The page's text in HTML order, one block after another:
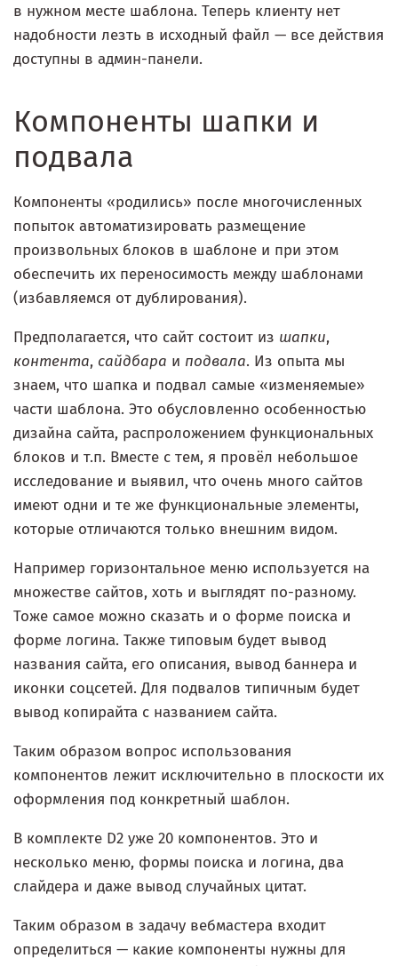
в нужном месте шаблона. Теперь клиенту нет
надобности лезть в исходный файл — все действия
доступны в админ-панели.
Компоненты шапки и
подвала
Компоненты «родились» после многочисленных
попыток автоматизировать размещение
произвольных блоков в шаблоне и при этом
обеспечить их переносимость между шаблонами
(избавляемся от дублирования).
Предполагается, что сайт состоит из шапки,
контента, сайдбара и подвала. Из опыта мы
знаем, что шапка и подвал самые «изменяемые»
части шаблона. Это обусловленно особенностью
дизайна сайта, распроложением функциональных
блоков и т.п. Вместе с тем, я провёл небольшое
исследование и выявил, что очень много сайтов
имеют одни и те же функциональные элементы,
которые отличаются только внешним видом.
Например горизонтальное меню используется на
множестве сайтов, хоть и выглядят по-разному.
Тоже самое можно сказать и о форме поиска и
форме логина. Также типовым будет вывод
названия сайта, его описания, вывод баннера и
иконки соцсетей. Для подвалов типичным будет
вывод копирайта с названием сайта.
Таким образом вопрос использования
компонентов лежит исключительно в плоскости их
оформления под конкретный шаблон.
В комплекте D2 уже 20 компонентов. Это и
несколько меню, формы поиска и логина, два
слайдера и даже вывод случайных цитат.
Таким образом в задачу вебмастера входит
определиться — какие компоненты нужны для